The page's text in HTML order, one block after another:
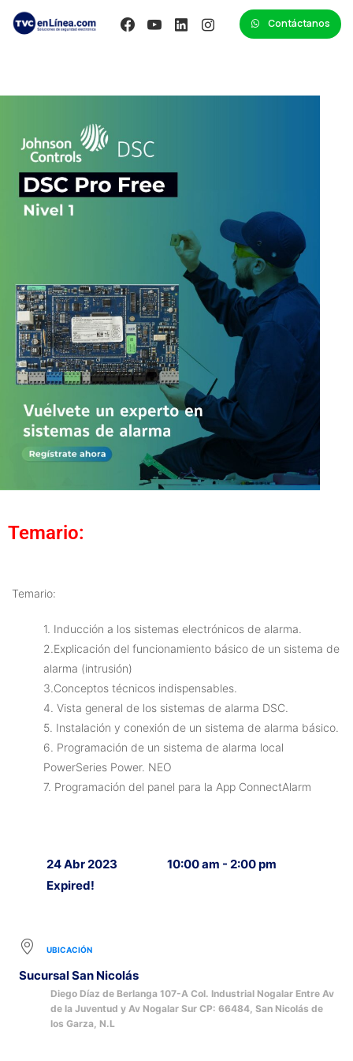
Contáctanos
Temario:
Temario:
1. Inducción a los sistemas electrónicos de alarma.
2.Explicación del funcionamiento básico de un sistema de
alarma (intrusión)
3.Conceptos técnicos indispensables.
4. Vista general de los sistemas de alarma DSC.
5. Instalación y conexión de un sistema de alarma básico.
6. Programación de un sistema de alarma local
PowerSeries Power. NEO
7. Programación del panel para la App ConnectAlarm
24 Abr 2023
Expired!
10:00 am - 2:00 pm
UBICACIÓN
Sucursal San Nicolás
Diego Díaz de Berlanga 107-A Col. Industrial Nogalar Entre Av
de la Juventud y Av Nogalar Sur CP: 66484, San Nicolás de
los Garza, N.L